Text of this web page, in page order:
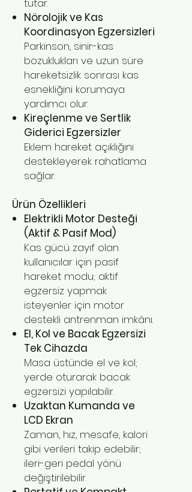
tutar.
Nörolojik ve Kas
Koordinasyon Egzersizleri
Parkinson, sinir-kas
bozuklukları ve uzun süre
hareketsizlik sonrası kas
esnekliğini korumaya
yardımcı olur.
Kireçlenme ve Sertlik
Giderici Egzersizler
Eklem hareket açıklığını
destekleyerek rahatlama
sağlar.
Ürün Özellikleri
Elektrikli Motor Desteği
(Aktif & Pasif Mod)
Kas gücü zayıf olan
kullanıcılar için pasif
hareket modu; aktif
egzersiz yapmak
isteyenler için motor
destekli antrenman imkânı.
El, Kol ve Bacak Egzersizi
Tek Cihazda
Masa üstünde el ve kol;
yerde oturarak bacak
egzersizi yapılabilir.
Uzaktan Kumanda ve
LCD Ekran
Zaman, hız, mesafe, kalori
gibi verileri takip edebilir;
ileri-geri pedal yönü
değiştirilebilir.